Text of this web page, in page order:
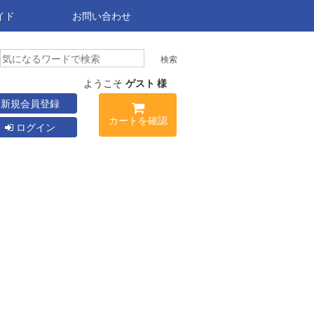
ようこそ ゲスト 様
新規会員登録
ログイン
カートを確認
ド お問い合わせ